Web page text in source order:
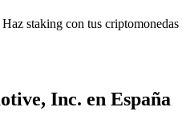
staking con tus
Inc. en España